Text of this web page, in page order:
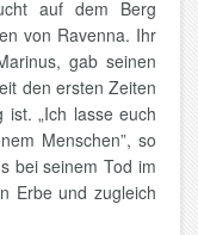
auf dem Berg
von Ravenna. Ihr
gab seinen
den ersten Zeiten
ist. „Ich lasse euch
Menschen”, so
bei seinem Tod im
Erbe und zugleich